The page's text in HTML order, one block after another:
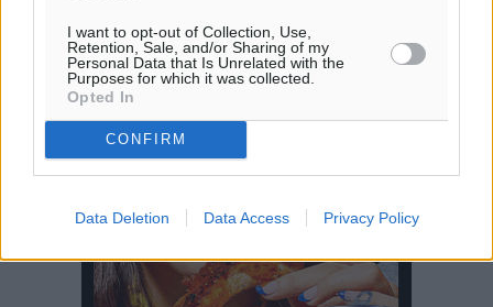
I want to opt-out of Collection, Use,
Retention, Sale, and/or Sharing of my
Personal Data that Is Unrelated with the
Purposes for which it was collected.
Opted In
CONFIRM
Data Deletion Data Access Privacy Policy
Πολιτιστικά• πριν 5 ώρες
Άμεσα μέτρα για την ενίσχυση του Νοσοκομείου
Ρόδου και αντιμετώπιση των ελλείψεων προσωπικού
ανακοίνωσε ο Άδωνις Γεωργιάδης
Τοπικές Ειδήσεις• πριν 5 ώρες
Στρατηγικές Προτάσεις για την Ενίσχυση της
Δημόσιας Υγείας στη Νησιωτική Ελλάδα και στα
Περισσότερες ειδήσεις